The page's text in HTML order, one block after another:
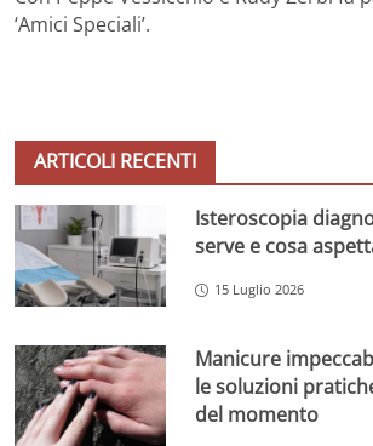
‘Amici Speciali’.
ARTICOLI RECENTI
Isteroscopia
serve e cosa
15 Luglio 2026
Manicure
le soluzioni
del momento